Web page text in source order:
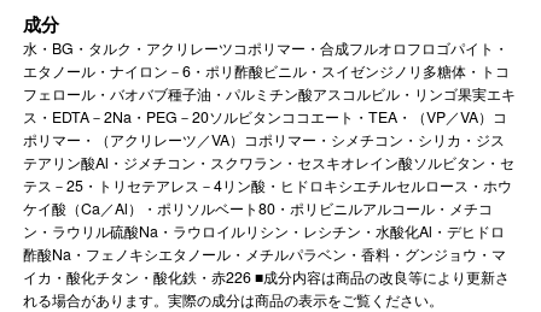
成分
水・BG・タルク・アクリレーツコポリマー・合成フルオロフロゴパイト・
エタノール・ナイロン－6・ポリ酢酸ビニル・スイゼンジノリ多糖体・トコ
フェロール・バオバブ種子油・パルミチン酸アスコルビル・リンゴ果実エキ
ス・EDTA－2Na・PEG－20ソルビタンココエート・TEA・（VP／VA）コ
ポリマー・（アクリレーツ／VA）コポリマー・シメチコン・シリカ・ジス
テアリン酸Al・ジメチコン・スクワラン・セスキオレイン酸ソルビタン・セ
テス－25・トリセテアレス－4リン酸・ヒドロキシエチルセルロース・ホウ
ケイ酸（Ca／Al）・ポリソルベート80・ポリビニルアルコール・メチコ
ン・ラウリル硫酸Na・ラウロイルリシン・レシチン・水酸化Al・デヒドロ
酢酸Na・フェノキシエタノール・メチルパラベン・香料・グンジョウ・マ
イカ・酸化チタン・酸化鉄・赤226 ■成分内容は商品の改良等により更新さ
れる場合があります。実際の成分は商品の表示をご覧ください。